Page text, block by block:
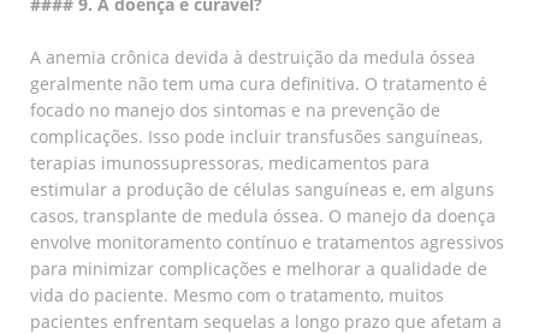
A anemia crônica devida à destruição da medula óssea
geralmente não tem uma cura definitiva. O tratamento é
focado no manejo dos sintomas e na prevenção de
complicações. Isso pode incluir transfusões sanguíneas,
terapias imunossupressoras, medicamentos para
estimular a produção de células sanguíneas e, em alguns
casos, transplante de medula óssea. O manejo da doença
envolve monitoramento contínuo e tratamentos agressivos
para minimizar complicações e melhorar a qualidade de
vida do paciente. Mesmo com o tratamento, muitos
pacientes enfrentam sequelas a longo prazo que afetam a